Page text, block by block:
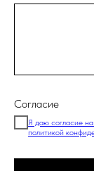
Согласие
Я даю согласие
политикой